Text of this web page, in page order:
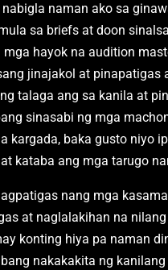
naman ako sa
sa briefs at doon
hayok na audition
jinajakol at
talaga ang sa kanila at
sinasabi ng mga
kargada, baka gusto niyo
kataba ang mga tarugo
nang mga
at naglalakihan na
konting hiya pa naman
nakakakita ng